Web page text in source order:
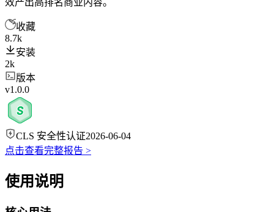
效产出高排名商业内容。
收藏
8.7k
安装
2k
版本
v1.0.0
CLS 安全性认证2026-06-04
点击查看完整报告 >
使用说明